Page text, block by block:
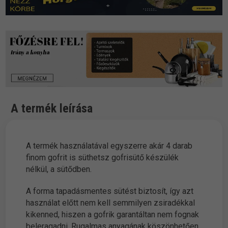
A termék leírása
A termék használatával egyszerre akár 4 darab
finom gofrit is süthetsz gofrisütő készülék
nélkül, a sütődben.
A forma tapadásmentes sütést biztosít, így azt
használat előtt nem kell semmilyen zsiradékkal
kikenned, hiszen a gofrik garantáltan nem fognak